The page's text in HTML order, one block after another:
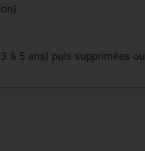
à 5 ans) puis supprimées ou